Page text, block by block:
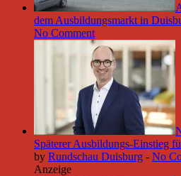
dem Ausbildungsmarkt in
No Comment
Späterer Ausbildungs-Einstieg
by Rundschau Duisburg - No
Anzeige